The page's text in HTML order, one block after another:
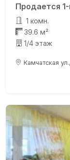
Продается
1 комн.
39.6 м²
1/4 этаж
Камчатская